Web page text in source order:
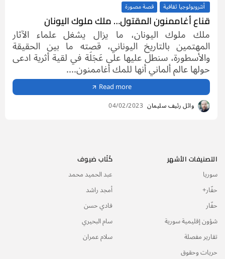
أنثروبولوجيا ثقافية قصة مصورة
قناع أغاممنون المقتول… ملك ملوك اليونان
ملك ملوك اليونان، ما يزال يشغل علماء الآثار
المهتمين بالتاريخ اليوناني، قصته ما بين الحقيقة
والأسطورة، سنطل عليها على عَجَلَة في لقية أثرية ادعى
حولها عالم ألماني أنها للمك أغاممنون....
Read more
وائل رئيف سليمان 04/02/2023
التصنيفات الأشهر
سوريا
حفّار+
حفّار
شؤون إقليمية سورية
تقارير مفصلة
حريات وحقوق
كُتّاب ضيوف
عبد الحميد محمد
أمجد راشد
فادي حسن
سام البحيري
سلام عمران